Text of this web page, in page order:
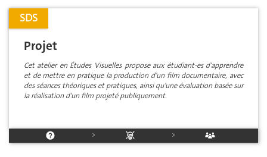
SDS
Projet
Cet atelier en Études Visuelles propose aux étudiant-es d'apprendre
et de mettre en pratique la production d'un film documentaire, avec
des séances théoriques et pratiques, ainsi qu'une évaluation basée sur
la réalisation d'un film projeté publiquement.
> >